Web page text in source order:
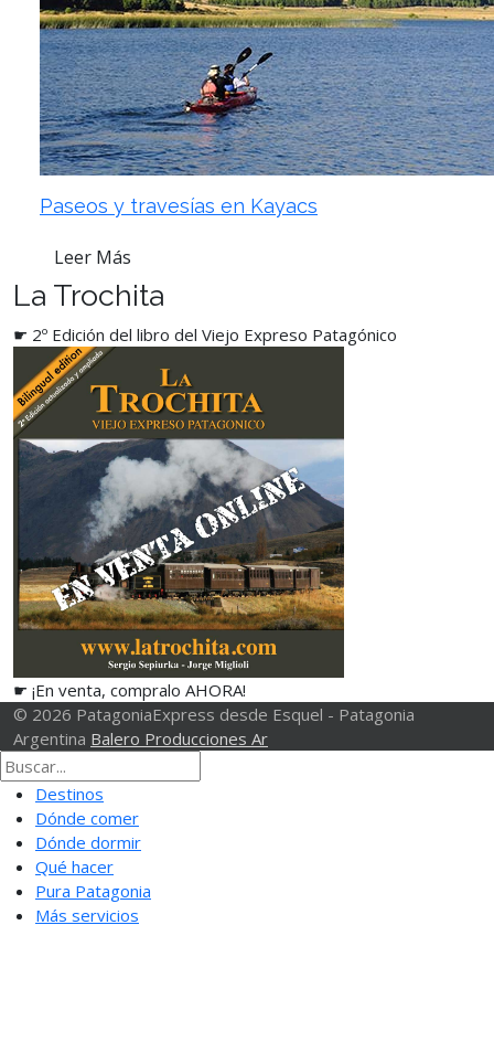
Paseos y travesías en Kayacs
Leer Más
La Trochita
☛ 2º Edición del libro del Viejo Expreso Patagónico
☛ ¡En venta, compralo AHORA!
© 2026 PatagoniaExpress desde Esquel - Patagonia
Argentina Balero Producciones Ar
Destinos
Dónde comer
Dónde dormir
Qué hacer
Pura Patagonia
Más servicios